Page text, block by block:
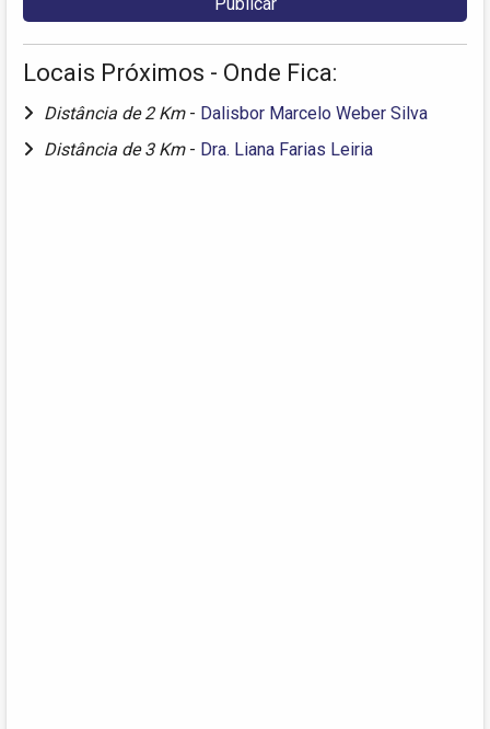
Locais Próximos - Onde Fica:
Distância de 2 Km - Dalisbor Marcelo Weber Silva
Distância de 3 Km - Dra. Liana Farias Leiria